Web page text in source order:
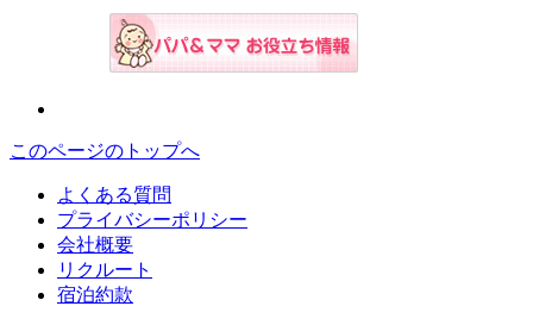
このページのトップへ
よくある質問
プライバシーポリシー
会社概要
リクルート
宿泊約款